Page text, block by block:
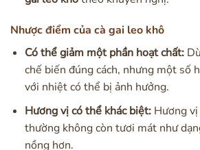
Nhược điểm của cà gai leo khô
Có thể giảm một phần hoạt chất:
chế biến đúng cách, nhưng một số
với nhiệt có thể bị ảnh hưởng.
Hương vị có thể khác biệt:Hương vị
thường không còn tươi mát như
nồng hơn.